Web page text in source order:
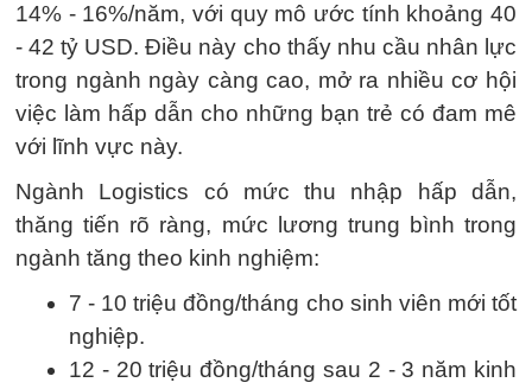
14% - 16%/năm, với quy mô ước tính khoảng 40
- 42 tỷ USD. Điều này cho thấy nhu cầu nhân lực
trong ngành ngày càng cao, mở ra nhiều cơ hội
việc làm hấp dẫn cho những bạn trẻ có đam mê
với lĩnh vực này.
Ngành Logistics có mức thu nhập hấp dẫn,
thăng tiến rõ ràng, mức lương trung bình trong
ngành tăng theo kinh nghiệm:
7 - 10 triệu đồng/tháng cho sinh viên mới tốt
nghiệp.
12 - 20 triệu đồng/tháng sau 2 - 3 năm kinh